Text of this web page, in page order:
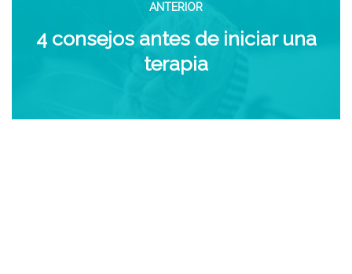
ANTERIOR
4 consejos antes de iniciar una
terapia